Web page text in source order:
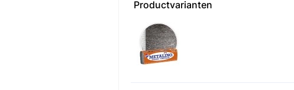
Productvarianten